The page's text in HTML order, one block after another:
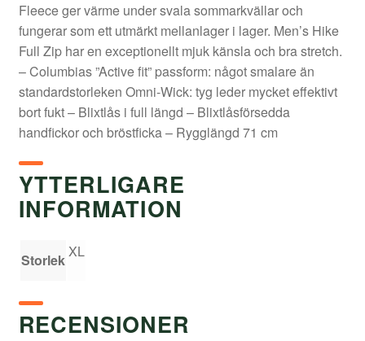
Fleece ger värme under svala sommarkvällar och
fungerar som ett utmärkt mellanlager i lager. Men’s Hike
Full Zip har en exceptionellt mjuk känsla och bra stretch.
– Columbias ”Active fit” passform: något smalare än
standardstorleken Omni-Wick: tyg leder mycket effektivt
bort fukt – Blixtlås i full längd – Blixtlåsförsedda
handfickor och bröstficka – Rygglängd 71 cm
YTTERLIGARE
INFORMATION
StorlekXL
RECENSIONER